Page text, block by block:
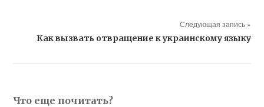
Следующая запись »
Как вызвать отвращение к украинскому языку
Что еще почитать?